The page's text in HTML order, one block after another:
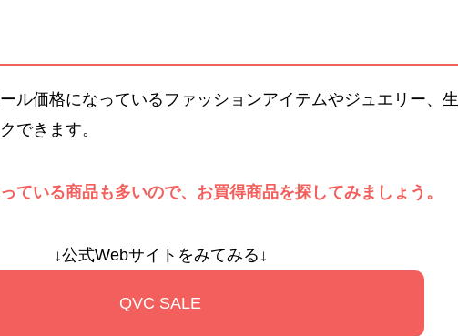
ル価格になっているファッションアイテムやジュエリー、生
できます。
ている商品も多いので、お買得商品を探してみましょう。
↓公式Webサイトをみてみる↓
QVC SALE